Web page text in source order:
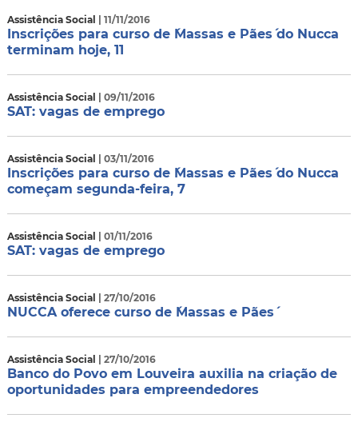
Assistência Social | 11/11/2016
Inscrições para curso de ´Massas e Pães´ do Nucca
terminam hoje, 11
Assistência Social | 09/11/2016
SAT: vagas de emprego
Assistência Social | 03/11/2016
Inscrições para curso de ´Massas e Pães´ do Nucca
começam segunda-feira, 7
Assistência Social | 01/11/2016
SAT: vagas de emprego
Assistência Social | 27/10/2016
NUCCA oferece curso de ´Massas e Pães´
Assistência Social | 27/10/2016
Banco do Povo em Louveira auxilia na criação de
oportunidades para empreendedores